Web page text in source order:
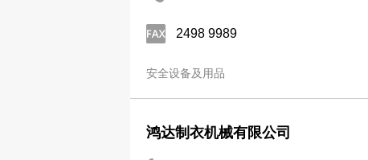
2498 9989
安全设备及用品
鸿达制衣机械有限公司